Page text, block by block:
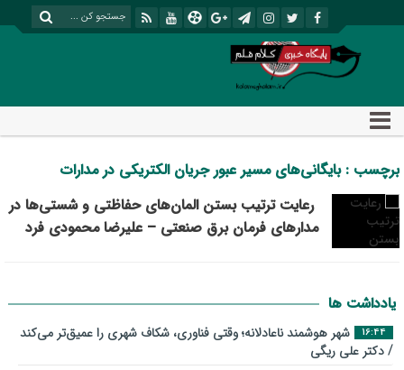
برچسب : بایگانی‌های مسیر عبور جریان الکتریکی در مدارات
الکترونیکی - پایگاه خبری تحلیلی کلام قلم
رعایت ترتیب بستن المان‌های حفاظتی و شستی‌ها در
مدارهای فرمان برق صنعتی – علیرضا محمودی فرد
یادداشت ها
16:44
شهر هوشمند ناعادلانه؛ وقتی فناوری، شکاف شهری را عمیق‌تر می‌کند
/ دکتر علی ریگی